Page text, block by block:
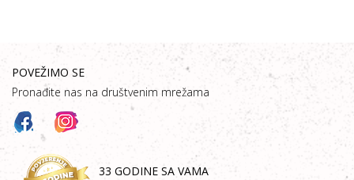
POVEŽIMO SE
Pronađite nas na društvenim mrežama
33 GODINE SA VAMA